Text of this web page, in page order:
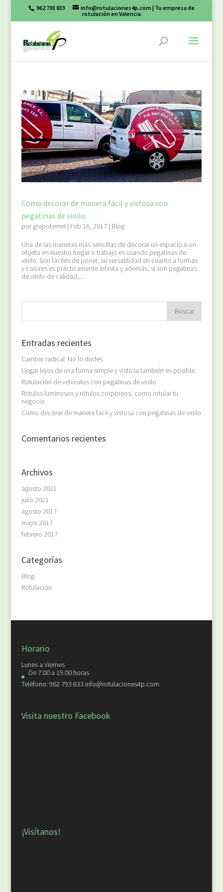
962 793 833 info@rotulaciones4p.com | Tu empresa de
rotulación en Valencia
Como decorar de manera fácil y vistosa con
pegatinas de vinilo
porgrupotemel| Feb 16, 2017| Blog
Una de las maneras más sencillas de decorar un espacio o un
objeto en nuestro hogar o trabajo es usando pegatinas de
vinilo. Son fáciles de poner, su versatilidad en cuanto a formas
y colores es prácticamente infinita y además, si son pegatinas
de vinilo de calidad,...
Entradas recientes
Cambio radical. No lo dudes
Llegar lejos de una forma simple y vistosa también es posible.
Rotulación de vehículos con pegatinas de vinilo
Rótulos luminosos y rótulos corpóreos, como rotular tu
negocio
Como decorar de manera fácil y vistosa con pegatinas de vinilo
Comentarios recientes
Archivos
agosto 2021
julio 2021
agosto 2017
mayo 2017
febrero 2017
Categorías
Blog
Rotulación
Horario
Lunes a Viernes
De 7:00 a 15:00 horas
Teléfono: 962 793 833 info@rotulaciones4p.com
Visita nuestro Facebook
¡Visítanos!